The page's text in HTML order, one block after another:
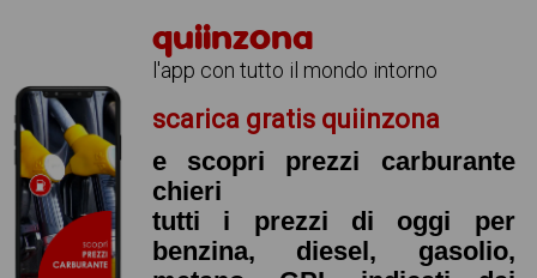
quiinzona
l'app con tutto il mondo intorno
scarica gratis quiinzona
e scopri prezzi carburante
chieri
tutti i prezzi di oggi per
benzina, diesel, gasolio,